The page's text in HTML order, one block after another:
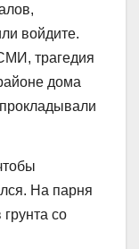
войдите.
трагедия
дома
На парня
со